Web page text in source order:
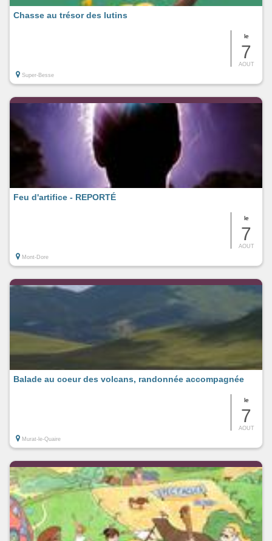
le
7
AOUT
Chasse au trésor des lutins
Super-Besse
le
7
AOUT
Feu d'artifice - REPORTÉ
Mont-Dore
le
7
AOUT
Balade au coeur des volcans, randonnée accompagnée
Murat-le-Quaire